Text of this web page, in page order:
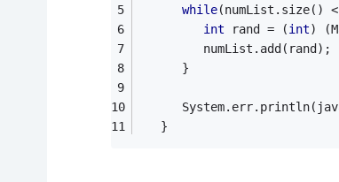
while(numList.size() <
int rand = (int)
         numList.add(rand);
      }
   }